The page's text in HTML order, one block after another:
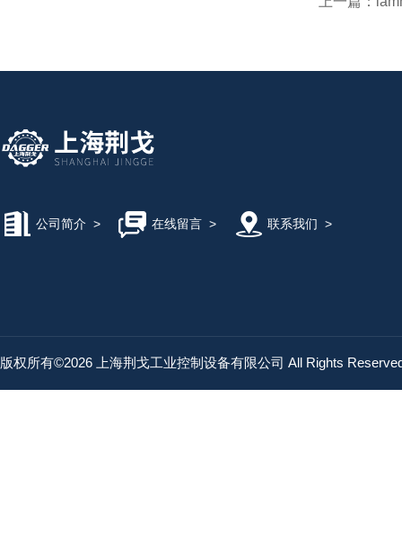
公司简介 > 在线留言> 联系我们 >
版权所有©2026 上海荆戈工业控制设备有限公司 All Rights